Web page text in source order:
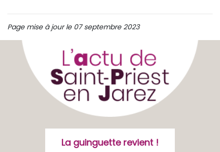
Page mise à jour le 07 septembre 2023
La guinguette revient !